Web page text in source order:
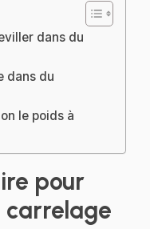
dans du
dans du
le poids à
pour
carrelage